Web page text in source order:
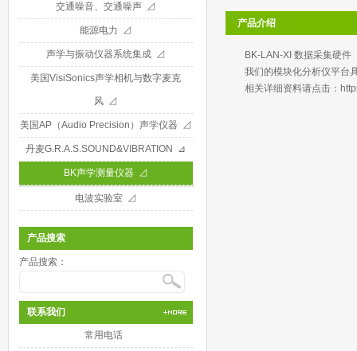
交通噪音、交通噪声 ⊿
能源电力 ⊿
声学与振动仪器系统集成 ⊿
美国VisiSonics声学相机与数字麦克
风 ⊿
美国AP（Audio Precision）声学仪器 ⊿
丹麦G.R.A.S.SOUND&VIBRATION ⊿
BK声学测量仪器 ⊿
电波实验室 ⊿
产品搜索
产品搜索：
联系我们
常用电话
产品介绍
BK-LAN-XI 数据采集硬件
我们的模块化分析仪平台
相关详细资料请点击：